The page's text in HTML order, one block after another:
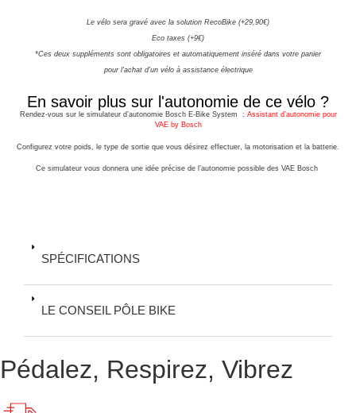
Le vélo sera gravé avec la solution RecoBike (+29,90€)
Eco taxes (+9€)
*Ces deux suppléments sont obligatoires et automatiquement inséré dans votre panier
pour l'achat d'un vélo à assistance électrique
En savoir plus sur l'autonomie de ce vélo ?
Rendez-vous sur le simulateur d’autonomie Bosch E-Bike System : Assistant d’autonomie pour
VAE by Bosch
Configurez votre poids, le type de sortie que vous désirez effectuer, la motorisation et la batterie.
Ce simulateur vous donnera une idée précise de l’autonomie possible des VAE Bosch
SPÉCIFICATIONS
LE CONSEIL PÔLE BIKE
Pédalez, Respirez, Vibrez